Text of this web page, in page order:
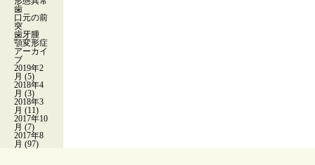
歯
口元の前
突
歯牙腫
顎変形症
アーカイ
ブ
2019年2
月 (5)
2018年4
月 (3)
2018年3
月 (11)
2017年10
月 (7)
2017年8
月 (97)